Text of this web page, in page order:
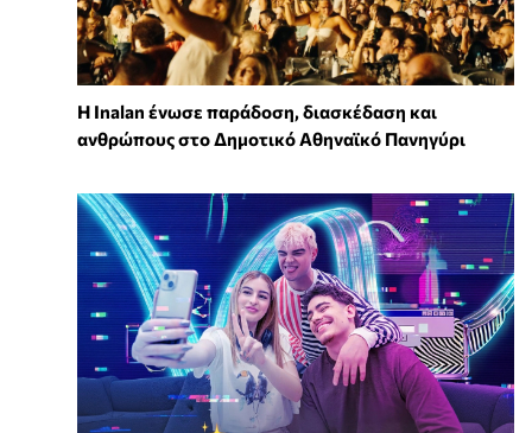
Η Inalan ένωσε παράδοση, διασκέδαση και
ανθρώπους στο Δημοτικό Αθηναϊκό Πανηγύρι